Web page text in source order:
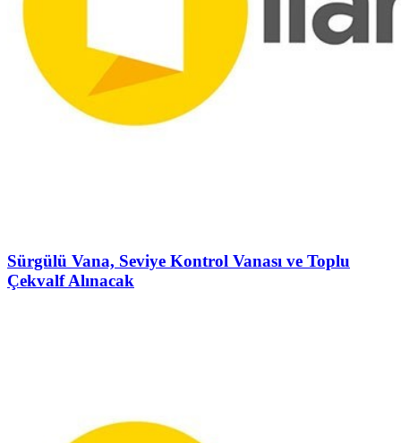
Sürgülü Vana, Seviye Kontrol Vanası ve Toplu
Çekvalf Alınacak